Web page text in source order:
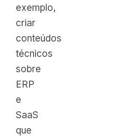
exemplo,
criar
conteúdos
técnicos
sobre
ERP
e
SaaS
que